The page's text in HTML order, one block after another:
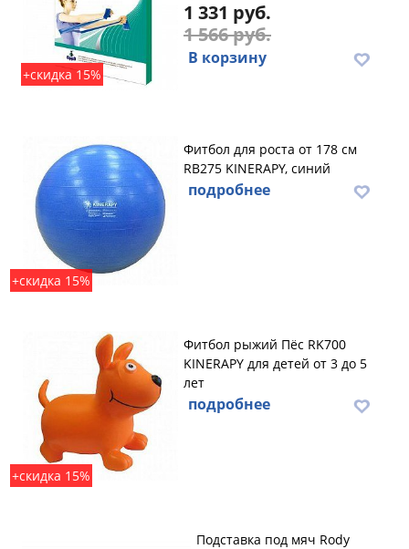
+скидка 15%
1 331 руб.
1 566 руб.
В корзину
+скидка 15%
Фитбол для роста от 178 см
RB275 KINERAPY, синий
подробнее
+скидка 15%
Фитбол рыжий Пёс RK700
KINERAPY для детей от 3 до 5
лет
подробнее
Подставка под мяч Rody